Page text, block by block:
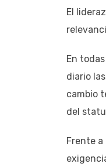
El
En
diario
cambio
del
Frente